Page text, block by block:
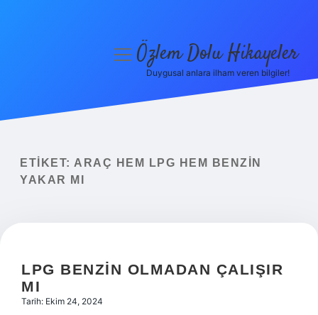
Yasal Uyarı
menüyüÖzlem Dolu Hikayeler
Duygusal anlara ilham veren bilgiler!
ETIKET: ARAÇ HEM LPG HEM BENZIN
YAKAR MI
LPG BENZIN OLMADAN ÇALIŞIR
MI
Tarih: Ekim 24, 2024